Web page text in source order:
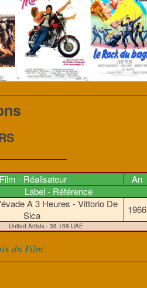
Film - Réalisateur
An
Label - Référence
A 3 Heures - Vittorio De
Sica
1966
United Artists - 36.109 UAE
du Film